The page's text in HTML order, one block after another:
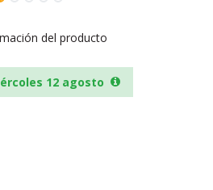
del producto
12 agosto